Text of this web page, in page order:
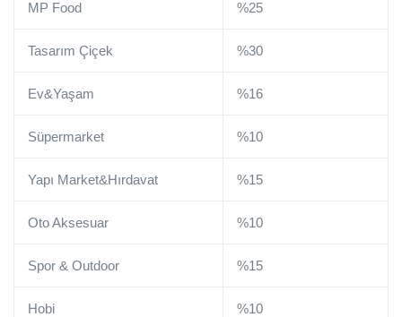
MP Food %25
Tasarım Çiçek %30
Ev&Yaşam %16
Süpermarket %10
Yapı Market&Hırdavat %15
Oto Aksesuar %10
Spor & Outdoor %15
Hobi %10